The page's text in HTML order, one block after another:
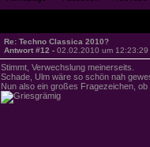
Re: Techno Classica 2010?
Antwort #12 - 02.02.2010 um 12:23:29
Stimmt, Verwechslung meinerseits.
Schade, Ulm wäre so schön nah
Nun also ein großes Fragezeichen,